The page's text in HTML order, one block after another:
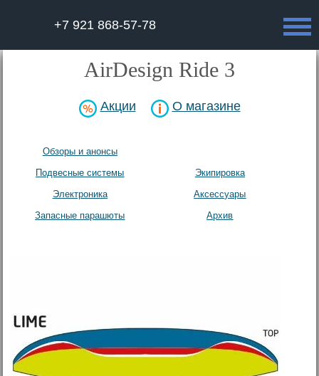
+7 921 868-57-78
AirDesign Ride 3
Акции О магазине
Обзоры и анонсы
Подвесные системы
Экипировка
Электроника
Аксесcуары
Запасные парашюты
Архив